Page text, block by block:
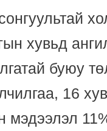
хувьд
буюу
16
мэдээлэл